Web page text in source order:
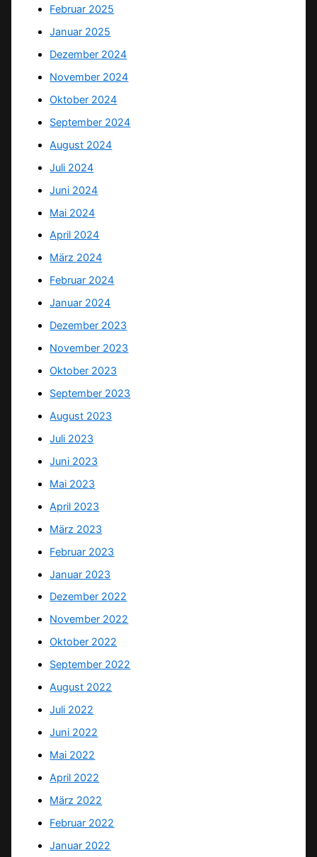
Februar 2025
Januar 2025
Dezember 2024
November 2024
Oktober 2024
September 2024
August 2024
Juli 2024
Juni 2024
Mai 2024
April 2024
März 2024
Februar 2024
Januar 2024
Dezember 2023
November 2023
Oktober 2023
September 2023
August 2023
Juli 2023
Juni 2023
Mai 2023
April 2023
März 2023
Februar 2023
Januar 2023
Dezember 2022
November 2022
Oktober 2022
September 2022
August 2022
Juli 2022
Juni 2022
Mai 2022
April 2022
März 2022
Februar 2022
Januar 2022